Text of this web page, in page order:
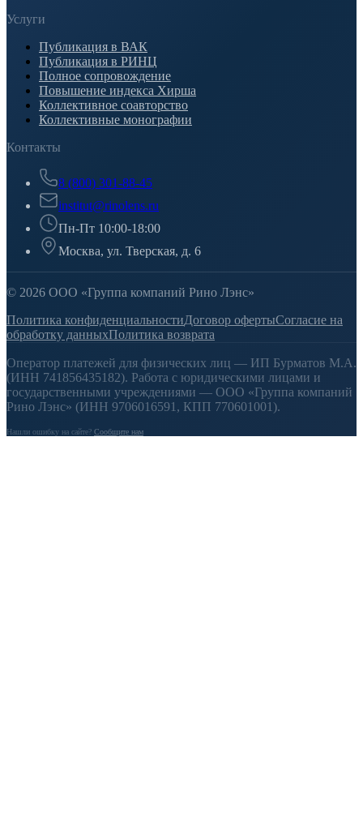
Услуги
Публикация в ВАК
Публикация в РИНЦ
Полное сопровождение
Повышение индекса Хирша
Коллективное соавторство
Коллективные монографии
Контакты
8 (800) 301-88-45
institut@rinolens.ru
Пн-Пт 10:00-18:00
Москва, ул. Тверская, д. 6
© 2026 ООО «Группа компаний Рино Лэнс»
Политика конфиденциальностиДоговор офертыСогласие на
обработку данныхПолитика возврата
Оператор платежей для физических лиц — ИП Бурматов М.А.
(ИНН 741856435182). Работа с юридическими лицами и
государственными учреждениями — ООО «Группа компаний
Рино Лэнс» (ИНН 9706016591, КПП 770601001).
Нашли ошибку на сайте? Сообщите нам